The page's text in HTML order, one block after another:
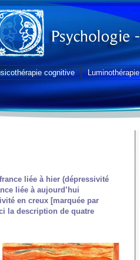
cognitive Luminothérapie
liée à hier (dépressivité
liée à aujourd’hui
en creux [marquée par
la description de quatre